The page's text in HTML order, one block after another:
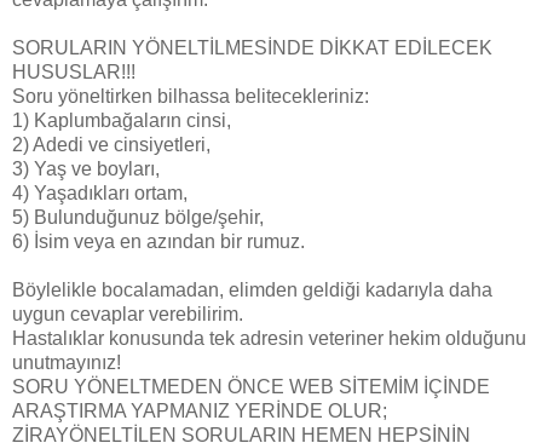
SORULARIN YÖNELTİLMESİNDE DİKKAT EDİLECEK
HUSUSLAR!!!
Soru yöneltirken bilhassa belitecekleriniz:
1) Kaplumbağaların cinsi,
2) Adedi ve cinsiyetleri,
3) Yaş ve boyları,
4) Yaşadıkları ortam,
5) Bulunduğunuz bölge/şehir,
6) İsim veya en azından bir rumuz.
Böylelikle bocalamadan, elimden geldiği kadarıyla daha
uygun cevaplar verebilirim.
Hastalıklar konusunda tek adresin veteriner hekim olduğunu
unutmayınız!
SORU YÖNELTMEDEN ÖNCE WEB SİTEMİM İÇİNDE
ARAŞTIRMA YAPMANIZ YERİNDE OLUR;
ZİRAYÖNELTİLEN SORULARIN HEMEN HEPSİNİN